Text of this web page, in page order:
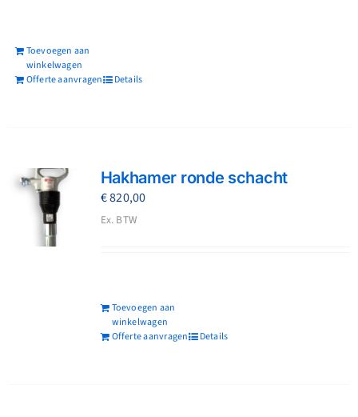
Toevoegen aan
winkelwagen
Offerte aanvragen
Details
Hakhamer ronde schacht
€820,00
Ex. BTW
Toevoegen aan
winkelwagen
Offerte aanvragen
Details